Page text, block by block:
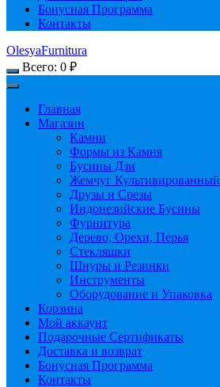
Бонусная Программа
Контакты
OlesyaFurnitura
Всего: 0 ₽
Главная
Магазин
Камни
Формы из Камня
Бусины Дзи
Жемчуг Культивированный
Друзы и Срезы
Индонезийские Бусины
Фурнитура
Дерево, Орехи, Перья
Стекляшки
Шнуры и Резинки
Инструменты
Оборудование и Упаковка
Корзина
Мой аккаунт
Подарочные Сертификаты
Доставка и возврат
Бонусная Программа
Контакты